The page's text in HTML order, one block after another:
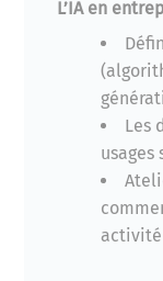
L’IA en
Les
usages
activité